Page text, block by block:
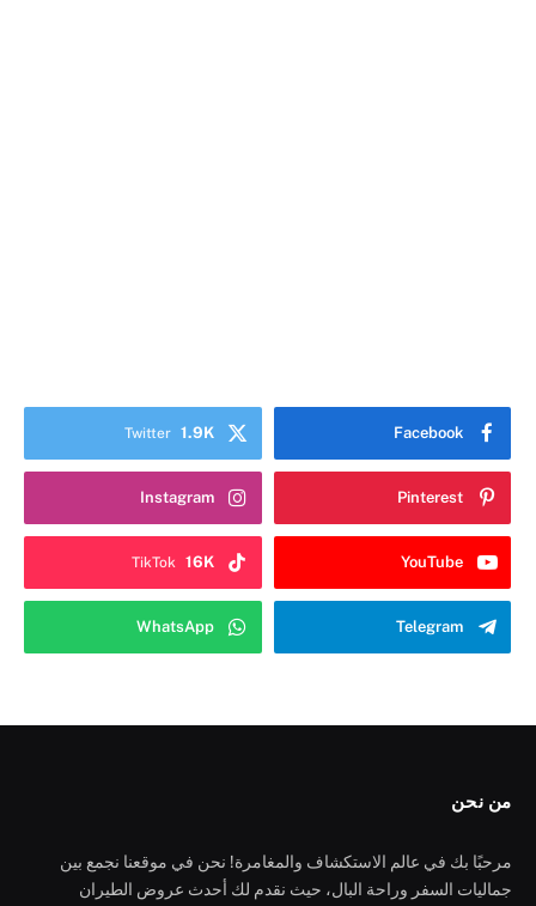
Facebook
Twitter 1.9K
Pinterest
Instagram
YouTube
TikTok 16K
Telegram
WhatsApp
من نحن
مرحبًا بك في عالم الاستكشاف والمغامرة! نحن في موقعنا نجمع بين
جماليات السفر وراحة البال، حيث نقدم لك أحدث عروض الطيران